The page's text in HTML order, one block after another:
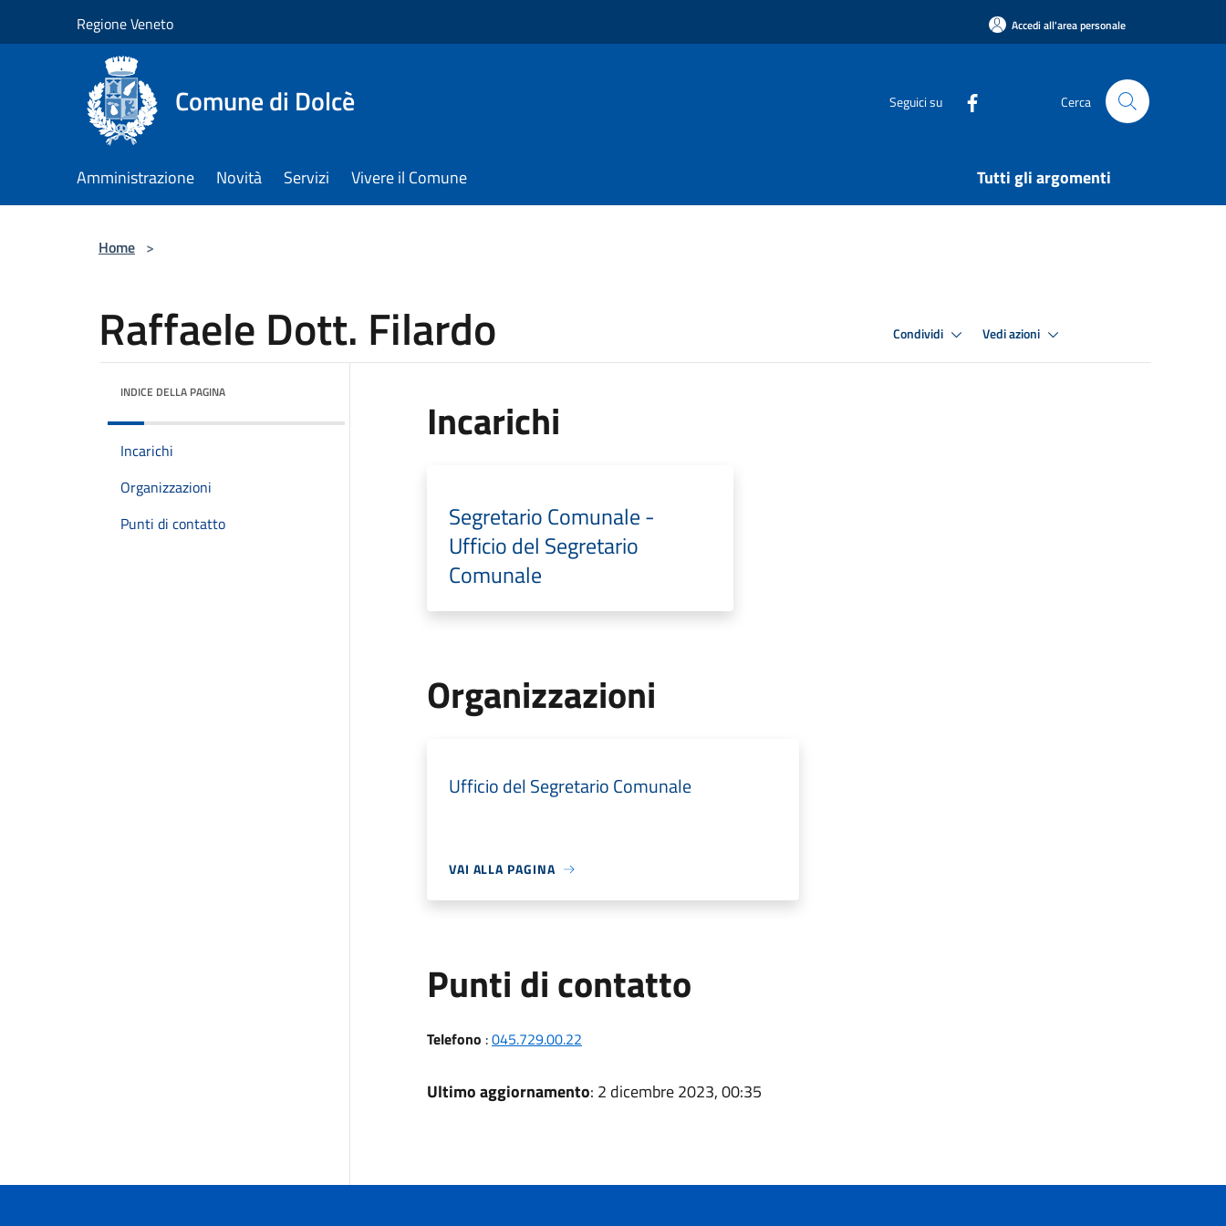
Regione Veneto Accedi all'area personale
Comune di Dolcè Seguici su Cerca
Amministrazione Novità Servizi Vivere il Comune Tutti gli argomenti
Home >
Raffaele Dott. Filardo Condividi Vedi azioni
INDICE DELLA PAGINA
Incarichi
Organizzazioni
Punti di contatto
Incarichi
Segretario Comunale -
Ufficio del Segretario
Comunale
Organizzazioni
Ufficio del Segretario Comunale
VAI ALLA PAGINA
Punti di contatto
Telefono :045.729.00.22
Ultimo aggiornamento: 2 dicembre 2023, 00:35